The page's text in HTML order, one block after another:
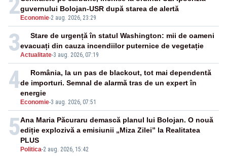
Economie-2 aug. 2026, 23:29
guvernului Bolojan-USR după starea de alertă
3Actualitate-3 aug. 2026, 07:19
Stare de urgență în statul Washington: mii de oameni
evacuați din cauza incendiilor puternice de vegetație
4
Economie-3 aug. 2026, 07:51
România, la un pas de blackout, tot mai dependentă
de importuri. Semnal de alarmă tras de un expert în
energie
5
Politica-2 aug. 2026, 15:42
Ana Maria Păcuraru demască planul lui Bolojan. O nouă
ediție explozivă a emisiunii „Miza Zilei” la Realitatea
PLUS